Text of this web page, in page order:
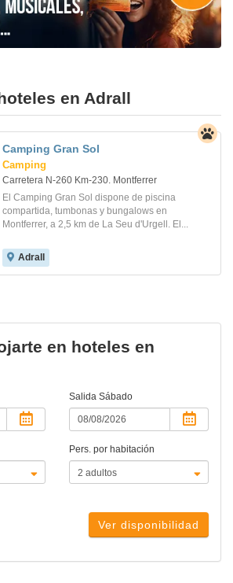
en Adrall
Camping Gran Sol
Camping
Carretera N-260 Km-230. Montferrer
El Camping Gran Sol dispone de piscina
compartida, tumbonas y bungalows en
Montferrer, a 2,5 km de La Seu d'Urgell. El...
Adrall
en hoteles en
Salida Sábado
Pers. por habitación
Ver disponibilidad